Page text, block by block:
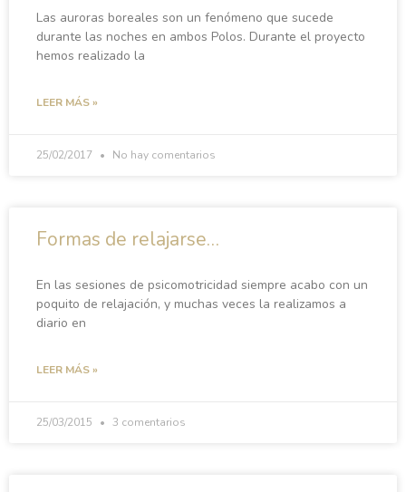
Las auroras boreales son un fenómeno que sucede
durante las noches en ambos Polos. Durante el proyecto
hemos realizado la
LEER MÁS »
25/02/2017 No hay comentarios
Formas de relajarse…
En las sesiones de psicomotricidad siempre acabo con un
poquito de relajación, y muchas veces la realizamos a
diario en
LEER MÁS »
25/03/2015 3 comentarios